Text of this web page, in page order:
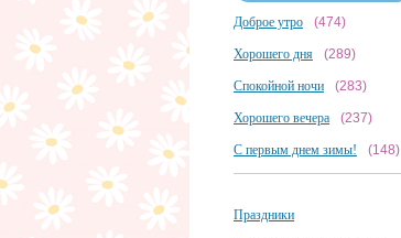
Доброе утро (474)
Хорошего дня (289)
Спокойной ночи (283)
Хорошего вечера (237)
С первым днем зимы! (148)
Праздники